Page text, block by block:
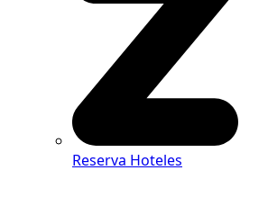
Reserva Hoteles